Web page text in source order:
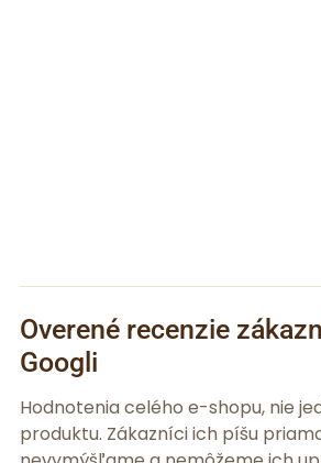
Overené recenzie
Googli
Hodnotenia celého e-shopu, nie
produktu. Zákazníci ich píšu